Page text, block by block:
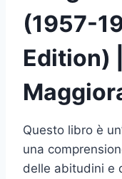
(1957-
Edition)
Questo libro è
una
delle abitudini e